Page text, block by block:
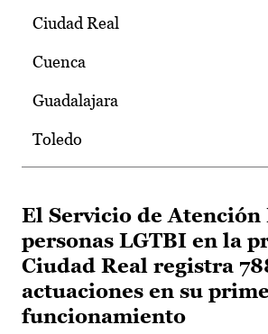
Ciudad Real
Cuenca
Guadalajara
Toledo
El Servicio de
personas LGTBI en la
Ciudad Real registra
actuaciones en su
funcionamiento